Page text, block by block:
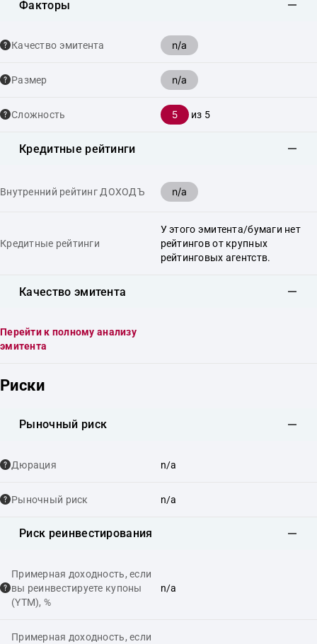
Факторы
Качество эмитента n/a
Размер n/a
Сложность 5 из 5
Кредитные рейтинги
Внутренний рейтинг ДОХОДЪ n/a
Кредитные рейтинги
У этого эмитента/бумаги нет
рейтингов от крупных
рейтинговых агентств.
Качество эмитента
Перейти к полному анализу
эмитента
Риски
Рыночный риск
Дюрация n/a
Рыночный риск n/a
Риск реинвестирования
Примерная доходность, если
вы реинвестируете купоны
(YTM), %
n/a
Примерная доходность, если